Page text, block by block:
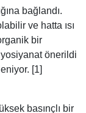
bağlandı.
ve hatta ısı
bir
önerildi
[1]
basınçlı bir